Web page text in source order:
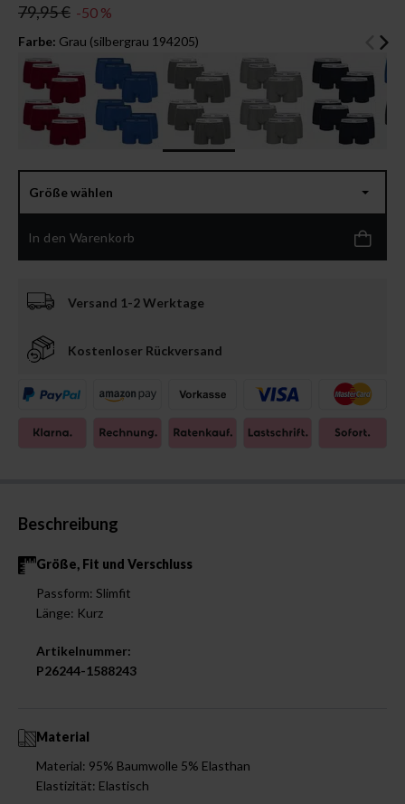
79,95 € -50 %
Farbe: Grau (silbergrau 194205)
Größe wählen
In den Warenkorb
Versand 1-2 Werktage
Kostenloser Rückversand
Beschreibung
Größe, Fit und Verschluss
Passform: Slimfit
Länge: Kurz
Artikelnummer:
P26244-1588243
Material
Material: 95% Baumwolle 5% Elasthan
Elastizität: Elastisch